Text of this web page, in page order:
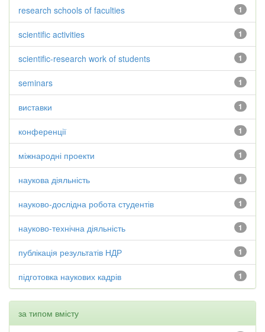
1
research schools of faculties
1
scientific activities
1
scientific-research work of students
1
seminars
1
виставки
1
конференції
1
міжнародні проекти
1
наукова діяльність
1
науково-дослідна робота студентів
1
науково-технічна діяльність
1
публікація результатів НДР
1
підготовка наукових кадрів
за типом вмісту